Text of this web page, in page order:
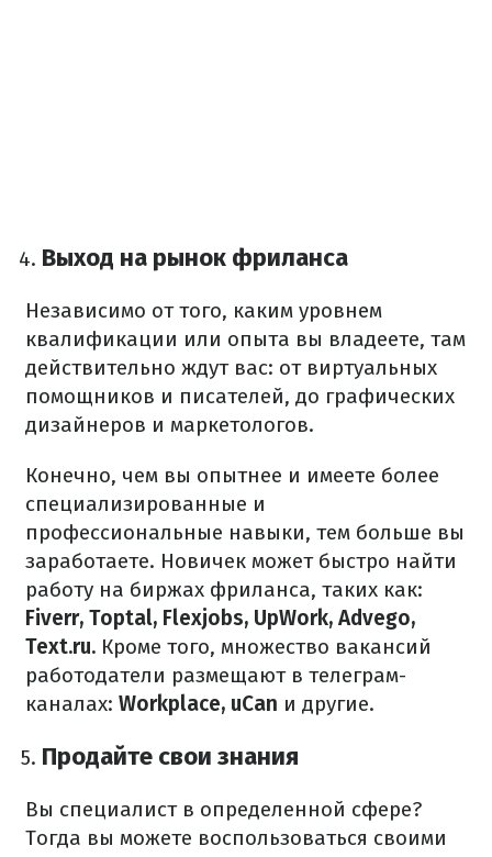
Выход на рынок фриланса
Независимо от того, каким уровнем
квалификации или опыта вы владеете, там
действительно ждут вас: от виртуальных
помощников и писателей, до графических
дизайнеров и маркетологов.
Конечно, чем вы опытнее и имеете более
специализированные и
профессиональные навыки, тем больше вы
заработаете. Новичек может быстро найти
работу на биржах фриланса, таких как:
Fiverr, Toptal, Flexjobs, UpWork, Advego,
Text.ru. Кроме того, множество вакансий
работодатели размещают в телеграм-
каналах: Workplace, uCan и другие.
Продайте свои знания
Вы специалист в определенной сфере?
Тогда вы можете воспользоваться своими